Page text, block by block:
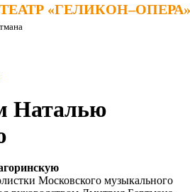
«ГЕЛИКОН–ОПЕРА»
«ГЕЛИКОН–ОПЕРА»
Наталью
Московского музыкального